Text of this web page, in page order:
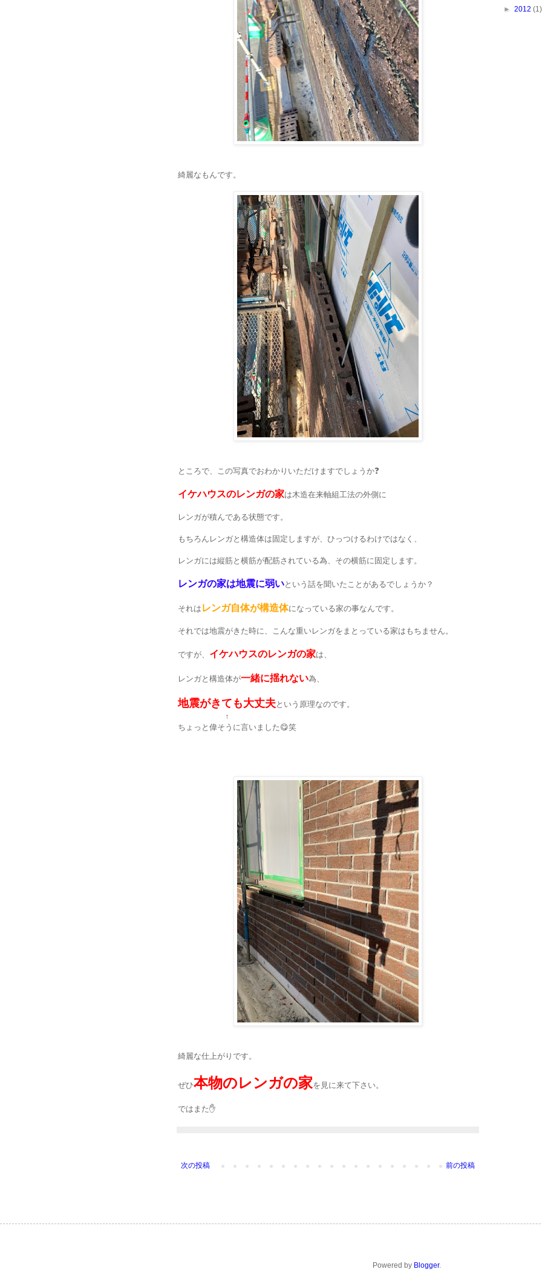
綺麗なもんです。
ところで、この写真でおわかりいただけますでしょうか❓
イケハウスのレンガの家は木造在来軸組工法の外側に
レンガが積んである状態です。
もちろんレンガと構造体は固定しますが、ひっつけるわけではなく、
レンガには縦筋と横筋が配筋されている為、その横筋に固定します。
レンガの家は地震に弱いという話を聞いたことがあるでしょうか？
それは レンガ自体が構造体になっている家の事なんです。
それでは地震がきた時に、こんな重いレンガをまとっている家はもちません。
ですが、 イケハウスのレンガの家は、
レンガと構造体が一緒に揺れない為、
地震がきても大丈夫という原理なのです。
↑
ちょっと偉そうに言いました😋笑
綺麗な仕上がりです。
ぜひ本物のレンガの家を見に来て下さい。
ではまた✋
次の投稿 前の投稿
► 2012 (1)
Powered by Blogger.